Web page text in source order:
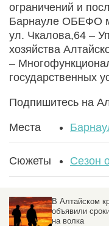
ограничений и
Барнауле ОБЕФО
ул. Чкалова,64 –
хозяйства
–
государственных
Подпишитесь на
Места
Сюжеты Сезон
В Алтайском
объявили
на волка